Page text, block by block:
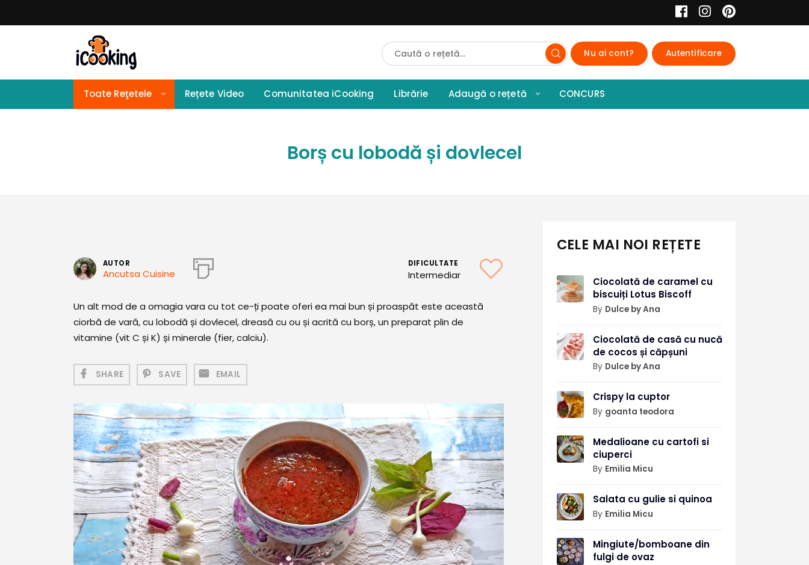
Cauta
Retete
Nu ai cont? Autentificare
Toate Reţetele Rețete Video Comunitatea iCooking Librărie Adaugă o rețetă CONCURS
Borș cu lobodă și dovlecel
AUTOR
Ancutsa Cuisine
DIFICULTATE
Intermediar
Un alt mod de a omagia vara cu tot ce-ți poate oferi ea mai bun și proaspăt este această
ciorbă de vară, cu lobodă și dovlecel, dreasă cu ou și acrită cu borș, un preparat plin de
vitamine (vit C și K) și minerale (fier, calciu).
SHARE SAVE EMAIL
CELE MAI NOI REȚETE
Ciocolată de caramel cu
biscuiți Lotus Biscoff
By Dulce by Ana
Ciocolată de casă cu nucă
de cocos și căpșuni
By Dulce by Ana
Crispy la cuptor
By goanta teodora
Medalioane cu cartofi si
ciuperci
By Emilia Micu
Salata cu gulie si quinoa
By Emilia Micu
Mingiute/bomboane din
fulgi de ovaz